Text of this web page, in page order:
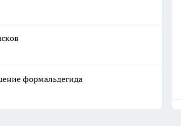
формальдегида